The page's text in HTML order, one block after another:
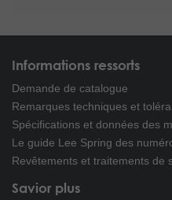
Informations ressorts
Demande de catalogue
Remarques techniques et
Spécifications et données des
Le guide Lee Spring des
Revêtements et traitements de
Savior plus